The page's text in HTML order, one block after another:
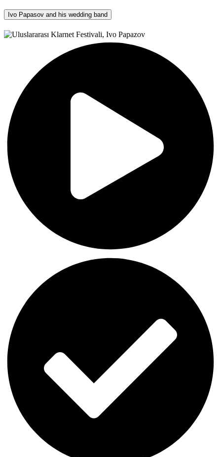
Ivo Papasov and his wedding band